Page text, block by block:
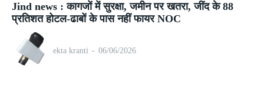
Jind news : कागजों में सुरक्षा, जमीन पर खतरा, जींद के 88
प्रतिशत होटल-ढाबों के पास नहीं फायर NOC
ekta kranti - 06/06/2026